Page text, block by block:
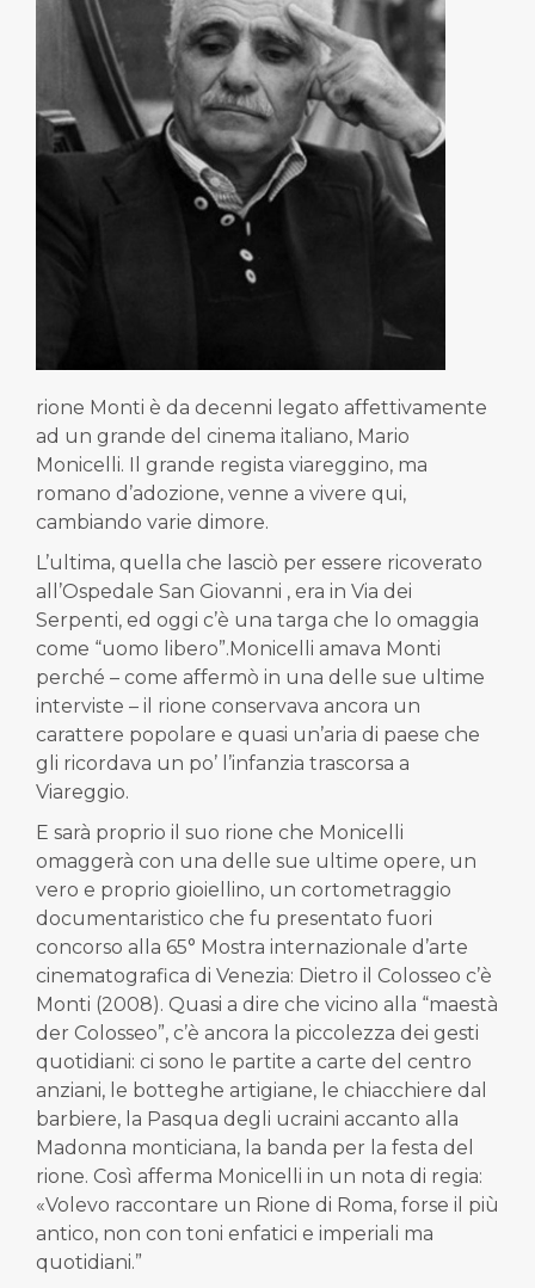
rione Monti è da decenni legato affettivamente
ad un grande del cinema italiano, Mario
Monicelli. Il grande regista viareggino, ma
romano d’adozione, venne a vivere qui,
cambiando varie dimore.
L’ultima, quella che lasciò per essere ricoverato
all’Ospedale San Giovanni , era in Via dei
Serpenti, ed oggi c’è una targa che lo omaggia
come “uomo libero”.Monicelli amava Monti
perché – come affermò in una delle sue ultime
interviste – il rione conservava ancora un
carattere popolare e quasi un’aria di paese che
gli ricordava un po’ l’infanzia trascorsa a
Viareggio.
E sarà proprio il suo rione che Monicelli
omaggerà con una delle sue ultime opere, un
vero e proprio gioiellino, un cortometraggio
documentaristico che fu presentato fuori
concorso alla 65° Mostra internazionale d’arte
cinematografica di Venezia: Dietro il Colosseo c’è
Monti (2008). Quasi a dire che vicino alla “maestà
der Colosseo”, c’è ancora la piccolezza dei gesti
quotidiani: ci sono le partite a carte del centro
anziani, le botteghe artigiane, le chiacchiere dal
barbiere, la Pasqua degli ucraini accanto alla
Madonna monticiana, la banda per la festa del
rione. Così afferma Monicelli in un nota di regia:
«Volevo raccontare un Rione di Roma, forse il più
antico, non con toni enfatici e imperiali ma
quotidiani.”